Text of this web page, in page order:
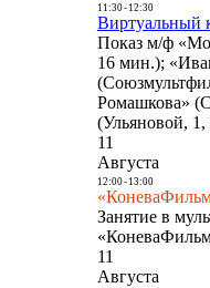
11:30- 12:30
Виртуальный
Показ м/ф
16 мин.);
Ромашкова»
(Ульяновой,
11
Августа
12:00- 13:00
Занятие в
11
Августа